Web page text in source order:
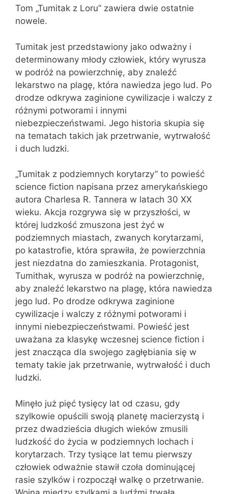
Tom „Tumitak z Loru” zawiera dwie ostatnie
nowele.
Tumitak jest przedstawiony jako odważny i
determinowany młody człowiek, który wyrusza
w podróż na powierzchnię, aby znaleźć
lekarstwo na plagę, która nawiedza jego lud. Po
drodze odkrywa zaginione cywilizacje i walczy z
różnymi potworami i innymi
niebezpieczeństwami. Jego historia skupia się
na tematach takich jak przetrwanie, wytrwałość
i duch ludzki.
„Tumitak z podziemnych korytarzy” to powieść
science fiction napisana przez amerykańskiego
autora Charlesa R. Tannera w latach 30 XX
wieku. Akcja rozgrywa się w przyszłości, w
której ludzkość zmuszona jest żyć w
podziemnych miastach, zwanych korytarzami,
po katastrofie, która sprawiła, że powierzchnia
jest niezdatna do zamieszkania. Protagonist,
Tumithak, wyrusza w podróż na powierzchnię,
aby znaleźć lekarstwo na plagę, która nawiedza
jego lud. Po drodze odkrywa zaginione
cywilizacje i walczy z różnymi potworami i
innymi niebezpieczeństwami. Powieść jest
uważana za klasykę wczesnej science fiction i
jest znacząca dla swojego zagłębiania się w
tematy takie jak przetrwanie, wytrwałość i duch
ludzki.
Minęło już pięć tysięcy lat od czasu, gdy
szylkowie opuścili swoją planetę macierzystą i
przez dwadzieścia długich wieków zmusili
ludzkość do życia w podziemnych lochach i
korytarzach. Trzy tysiące lat temu pierwszy
człowiek odważnie stawił czoła dominującej
rasie szylków i rozpoczął walkę o przetrwanie.